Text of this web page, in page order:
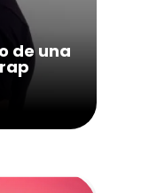
de una